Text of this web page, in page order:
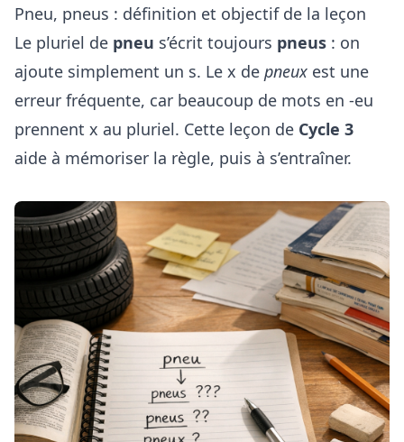
Pneu, pneus : définition et objectif de la leçon
Le pluriel de pneu s’écrit toujours pneus : on
ajoute simplement un s. Le x de pneux est une
erreur fréquente, car beaucoup de mots en -eu
prennent x au pluriel. Cette leçon de Cycle 3
aide à mémoriser la règle, puis à s’entraîner.